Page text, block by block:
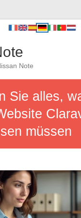
Note
Sie alles,
müssen